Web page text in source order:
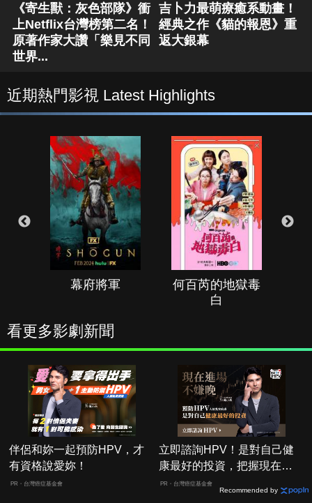
《寄生獸：灰色部隊》衝
上Netflix台灣榜第二名！
原著作家大讚「樂見不同
世界...
吉卜力最萌療癒系動畫！
經典之作《貓的報恩》重
返大銀幕
近期熱門影視 Latest Highlights
幕府將軍
何百芮的地獄毒
白
看更多影劇新聞
伴侶和妳一起預防HPV，才
有資格說愛妳！
PR・台灣癌症基金會
立即諮詢HPV！是對自己健
康最好的投資，把握現在不
嫌晚！
PR・台灣癌症基金會
Recommended by